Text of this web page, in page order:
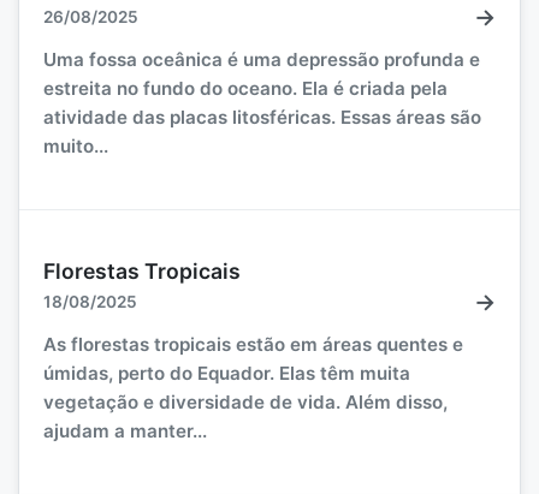
26/08/2025 →
Uma fossa oceânica é uma depressão profunda e
estreita no fundo do oceano. Ela é criada pela
atividade das placas litosféricas. Essas áreas são
muito...
Florestas Tropicais
18/08/2025 →
As florestas tropicais estão em áreas quentes e
úmidas, perto do Equador. Elas têm muita
vegetação e diversidade de vida. Além disso,
ajudam a manter...